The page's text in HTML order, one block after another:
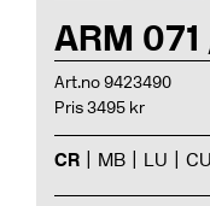
ARM
Art.no 9423490
Pris 3495 kr
CR MB LU CU